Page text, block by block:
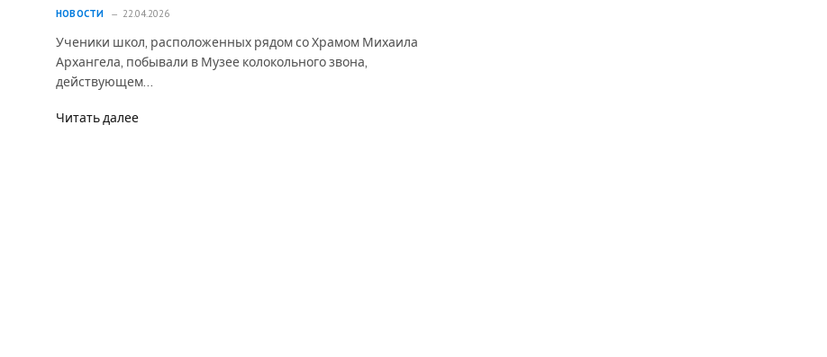
НОВОСТИ 22.04.2026
Ученики школ, расположенных рядом со Храмом Михаила
Архангела, побывали в Музее колокольного звона,
действующем…
Читать далее